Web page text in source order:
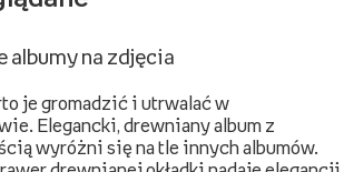
na zdjęcia
je gromadzić i utrwalać w
Elegancki, drewniany album z